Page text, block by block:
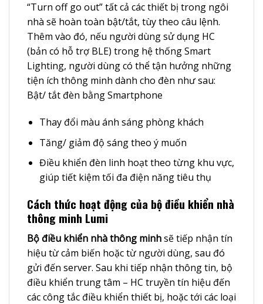
“Turn off go out” tất cả các thiết bị trong ngôi
nhà sẽ hoàn toàn bật/tắt, tùy theo câu lệnh.
Thêm vào đó, nếu người dùng sử dụng HC
(bản có hỗ trợ BLE) trong hệ thống Smart
Lighting, người dùng có thể tận hưởng những
tiện ích thông minh dành cho đèn như sau:
Bật/ tắt đèn bằng Smartphone
Thay đổi màu ánh sáng phòng khách
Tăng/ giảm độ sáng theo ý muốn
Điều khiển đèn linh hoạt theo từng khu vực,
giúp tiết kiệm tối đa điện năng tiêu thụ
Cách thức hoạt động của bộ điều khiển nhà
thông minh Lumi
Bộ điều khiển nhà thông minhsẽ tiếp nhận tín
hiệu từ cảm biến hoặc từ người dùng, sau đó
gửi đến server. Sau khi tiếp nhận thông tin, bộ
điều khiển trung tâm – HC truyền tín hiệu đến
các công tắc điều khiển thiết bị, hoặc tới các loại